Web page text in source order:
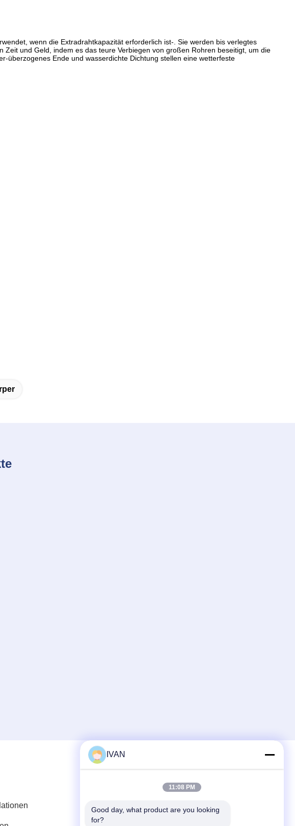
wenn die Extradrahtkapazität erforderlich ist-. Sie werden bis verlegtes
und Geld, indem es das teure Verbiegen von großen Rohren beseitigt, um die
überzogenes Ende und wasserdichte Dichtung stellen eine wetterfeste
Schnelle Kontaktaufnahme
Tel.
IVAN
11:08 PM
Good day, what product are you looking
for?